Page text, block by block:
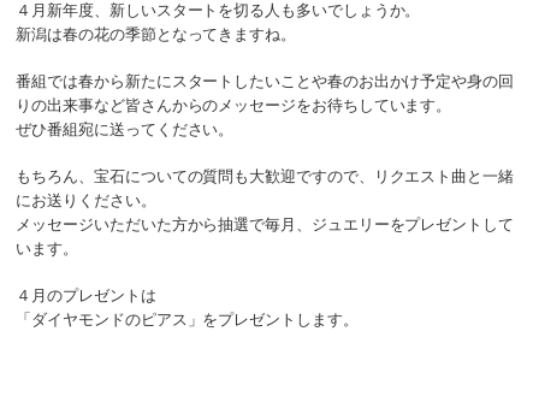
４月新年度、新しいスタートを切る人も多いでしょうか。
新潟は春の花の季節となってきますね。
番組では春から新たにスタートしたいことや春のお出かけ予定や身の回
りの出来事など皆さんからのメッセージをお待ちしています。
ぜひ番組宛に送ってください。
もちろん、宝石についての質問も大歓迎ですので、リクエスト曲と一緒
にお送りください。
メッセージいただいた方から抽選で毎月、ジュエリーをプレゼントして
います。
４月のプレゼントは
「ダイヤモンドのピアス」をプレゼントします。